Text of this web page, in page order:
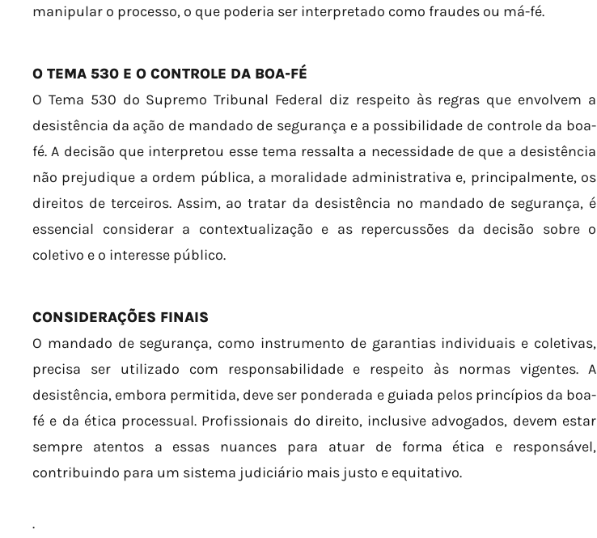
manipular o processo, o que poderia ser interpretado como fraudes ou má-fé.
O TEMA 530 E O CONTROLE DA BOA-FÉ
O Tema 530 do Supremo Tribunal Federal diz respeito às regras que envolvem a
desistência da ação de mandado de segurança e a possibilidade de controle da boa-
fé. A decisão que interpretou esse tema ressalta a necessidade de que a desistência
não prejudique a ordem pública, a moralidade administrativa e, principalmente, os
direitos de terceiros. Assim, ao tratar da desistência no mandado de segurança, é
essencial considerar a contextualização e as repercussões da decisão sobre o
coletivo e o interesse público.
CONSIDERAÇÕES FINAIS
O mandado de segurança, como instrumento de garantias individuais e coletivas,
precisa ser utilizado com responsabilidade e respeito às normas vigentes. A
desistência, embora permitida, deve ser ponderada e guiada pelos princípios da boa-
fé e da ética processual. Profissionais do direito, inclusive advogados, devem estar
sempre atentos a essas nuances para atuar de forma ética e responsável,
contribuindo para um sistema judiciário mais justo e equitativo.
.